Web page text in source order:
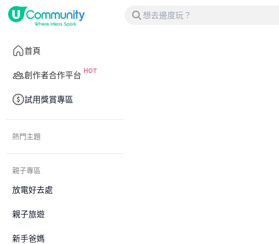
首頁
創作者合作平台
試用獎賞專區
熱門主題
親子專區
放電好去處
親子旅遊
新手爸媽